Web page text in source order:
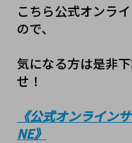
こちら公式オンラ
ので、
気になる方は是非
せ！
《公式オンライン
NE》